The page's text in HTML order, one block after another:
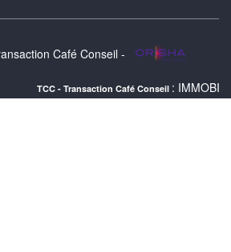
Café Conseil -
Transaction Café Conseil: IMMOBILIER